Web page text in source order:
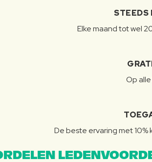
STEEDS
Elke maand tot wel
Op
De beste ervaring met